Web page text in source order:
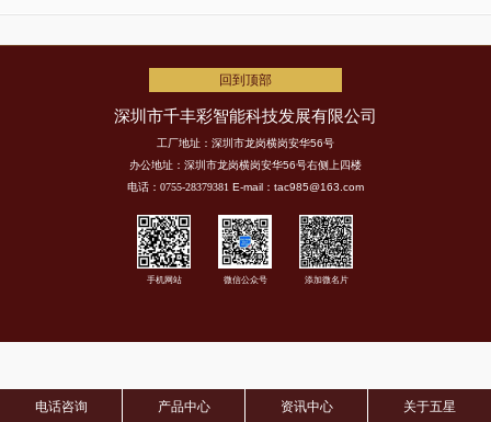
感，并用最新局部滴胶工艺，让更个卡上升
更高的尊贵
回到顶部
深圳市千丰彩智能科技发展有限公司
工厂地址：深圳市龙岗横岗安华56号
办公地址：深圳市龙岗横岗安华56号右侧上四楼
电话：0755-28379381 E-mail：tac985@163.com
手机网站 微信公众号 添加微名片
电话咨询 产品中心 资讯中心 关于五星